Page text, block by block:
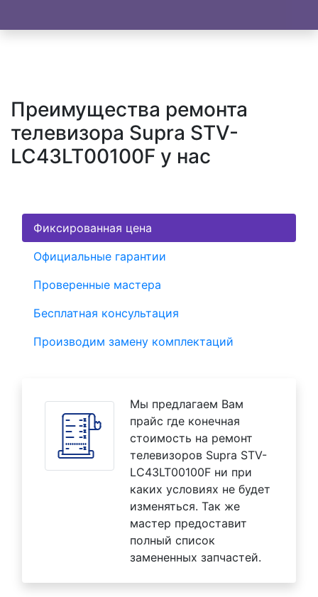
Преимущества ремонта
телевизора Supra STV-
LC43LT00100F у нас
Фиксированная цена
Официальные гарантии
Проверенные мастера
Бесплатная консультация
Производим замену комплектаций
Мы предлагаем Вам
прайс где конечная
стоимость на ремонт
телевизоров Supra STV-
LC43LT00100F ни при
каких условиях не будет
изменяться. Так же
мастер предоставит
полный список
замененных запчастей.